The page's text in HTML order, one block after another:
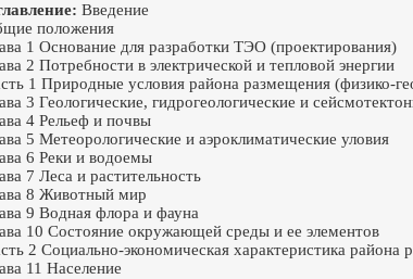
Введение
положения
1 Основание для разработки ТЭО (проектирования)
2 Потребности в электрической и тепловой энергии
1 Природные условия района размещения (физико-
3 Геологические, гидрогеологические и
4 Рельеф и почвы
5 Метеорологические и аэроклиматические уловия
6 Реки и водоемы
7 Леса и растительность
8 Животный мир
9 Водная флора и фауна
10 Состояние окружающей среды и ее элементов
2 Социально-экономическая характеристика
11 Население